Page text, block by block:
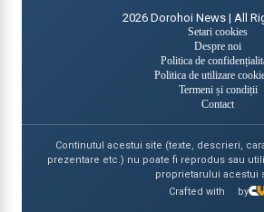
2026 Dorohoi News | All
Setari cookies
Despre noi
Politica de
Politica de utilizare
Termeni și condiții
Contact
Continutul acestui site (texte, descrieri,
prezentare etc.) nu poate fi reprodus sau
proprietarului acestui
Crafted with
by